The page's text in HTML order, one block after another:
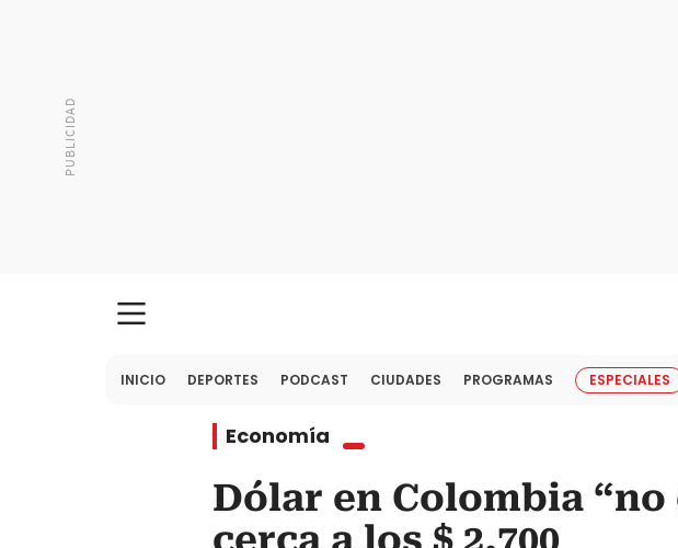
INICIO DEPORTES PODCAST CIUDADES PROGRAMAS ESPECIALES
Economía
Dólar en Colombia
cerca a los $ 2.700